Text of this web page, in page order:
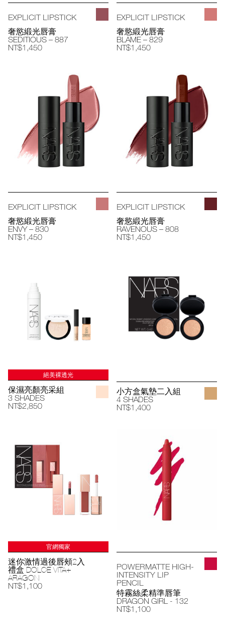
EXPLICIT LIPSTICK
奢慾緞光唇膏
SEDITIOUS – 887
NT$1,450
EXPLICIT LIPSTICK
奢慾緞光唇膏
BLAME – 829
NT$1,450
EXPLICIT LIPSTICK
奢慾緞光唇膏
ENVY – 830
NT$1,450
EXPLICIT LIPSTICK
奢慾緞光唇膏
RAVENOUS – 808
NT$1,450
絕美裸透光
保濕亮顏亮采組
3 SHADES
NT$2,850
小方盒氣墊二入組
4 SHADES
NT$1,400
官網獨家
迷你激情過後唇頰2入
禮盒 DOLCE VITA+
ARAGON
NT$1,100
POWERMATTE HIGH-
INTENSITY LIP
PENCIL
特霧絲柔精準唇筆
DRAGON GIRL - 132
NT$1,100